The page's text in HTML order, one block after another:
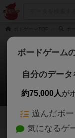
1
ボードゲーム
自分のデータ
約75,000人が
遊んだボ
気になるゲ